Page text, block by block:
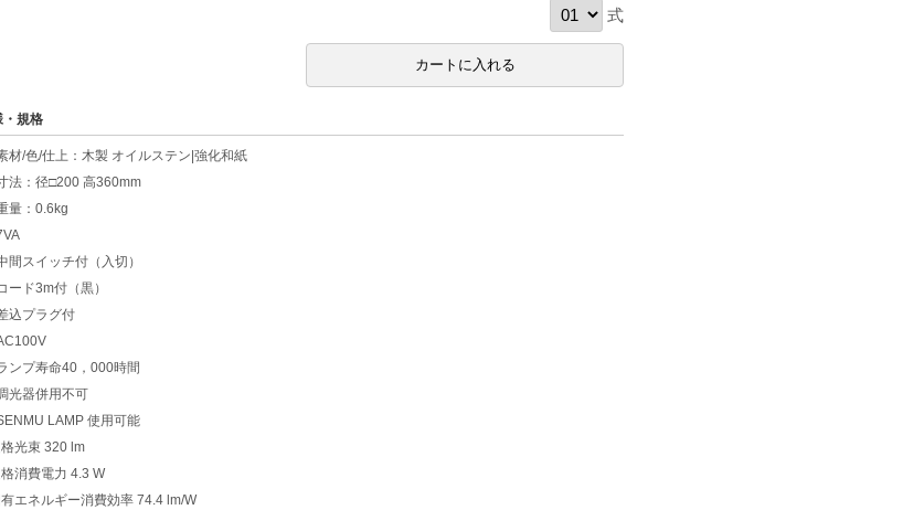
式
・規格
材/色/仕上：木製 オイルステン|強化和紙
法：径□200 高360mm
量：0.6kg
間スイッチ付（入切）
ード3m付（黒）
込プラグ付
ンプ寿命40，000時間
光器併用不可
LAMP 使用可能
光束 320 lm
消費電力 4.3 W
エネルギー消費効率 74.4 lm/W